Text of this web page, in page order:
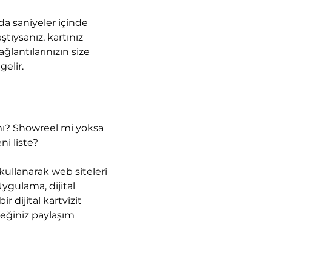
saniyeler içinde
kartınız
size
Showreel mi yoksa
liste?
web siteleri
dijital
dijital kartvizit
paylaşım